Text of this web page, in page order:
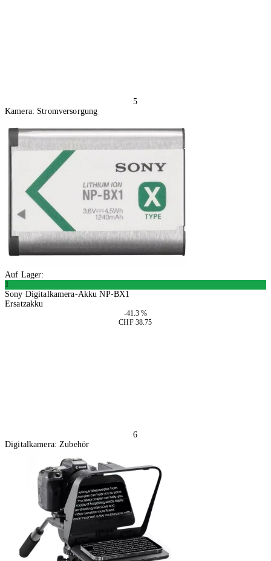
5
Kamera: Stromversorgung
Auf Lager:
1
Sony Digitalkamera-Akku NP-BX1
Ersatzakku
-41.3 %
CHF 38.75
6
Digitalkamera: Zubehör